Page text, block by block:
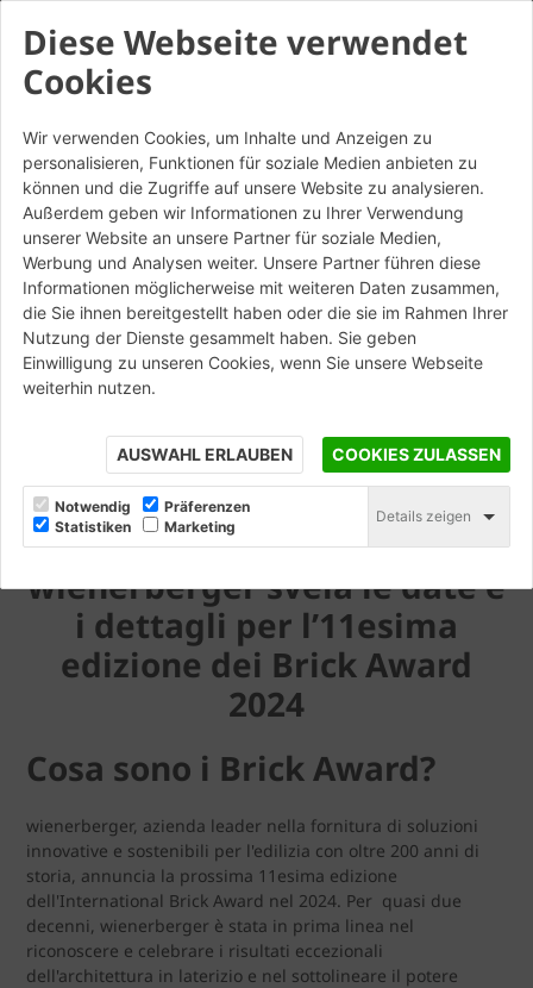
Diese Webseite verwendet
Cookies
Wir verwenden Cookies, um Inhalte und Anzeigen zu
personalisieren, Funktionen für soziale Medien anbieten zu
können und die Zugriffe auf unsere Website zu analysieren.
Außerdem geben wir Informationen zu Ihrer Verwendung
unserer Website an unsere Partner für soziale Medien,
Werbung und Analysen weiter. Unsere Partner führen diese
Informationen möglicherweise mit weiteren Daten zusammen,
die Sie ihnen bereitgestellt haben oder die sie im Rahmen Ihrer
Nutzung der Dienste gesammelt haben. Sie geben
Einwilligung zu unseren Cookies, wenn Sie unsere Webseite
weiterhin nutzen.
AUSWAHL ERLAUBEN COOKIES ZULASSEN
Notwendig
Präferenzen
Statistiken
Marketing
Details zeigen
© Wienerberger GmbH
wienerberger svela le date e
i dettagli per l’11esima
edizione dei Brick Award
2024
Cosa sono i Brick Award?
wienerberger, azienda leader nella fornitura di soluzioni
innovative e sostenibili per l'edilizia con oltre 200 anni di
storia, annuncia la prossima 11esima edizione
dell'International Brick Award nel 2024. Per quasi due
decenni, wienerberger è stata in prima linea nel
riconoscere e celebrare i risultati eccezionali
dell'architettura in laterizio e nel sottolineare il potere